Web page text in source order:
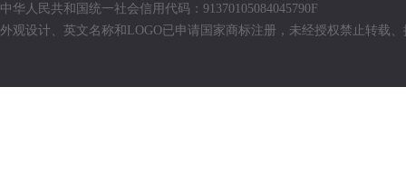
中华人民共和国统一社会信用代码：91370105084045790F
外观设计、英文名称和LOGO已申请国家商标注册，未经授权禁止转载